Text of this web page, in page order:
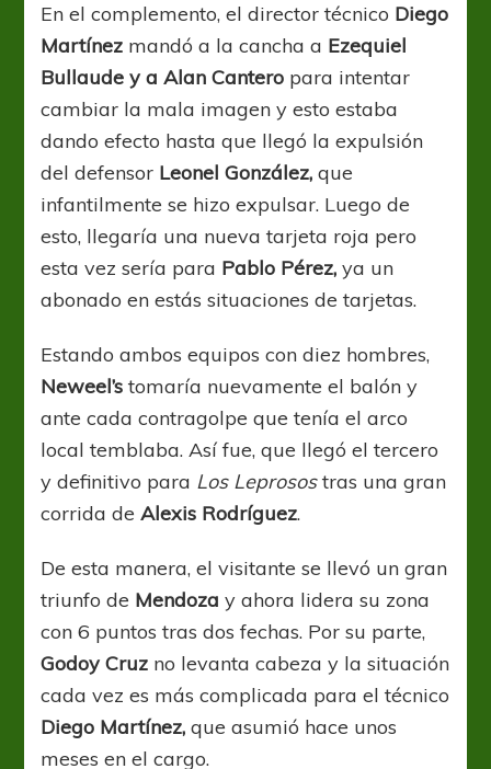
En el complemento, el director técnico Diego
Martínez mandó a la cancha a Ezequiel
Bullaude y a Alan Cantero para intentar
cambiar la mala imagen y esto estaba
dando efecto hasta que llegó la expulsión
del defensor Leonel González,que
infantilmente se hizo expulsar. Luego de
esto, llegaría una nueva tarjeta roja pero
esta vez sería para Pablo Pérez,ya un
abonado en estás situaciones de tarjetas.
Estando ambos equipos con diez hombres,
Neweel’stomaría nuevamente el balón y
ante cada contragolpe que tenía el arco
local temblaba. Así fue, que llegó el tercero
y definitivo para Los Leprosostras una gran
corrida deAlexis Rodríguez.
De esta manera, el visitante se llevó un gran
triunfo de Mendoza y ahora lidera su zona
con 6 puntos tras dos fechas. Por su parte,
Godoy Cruz no levanta cabeza y la situación
cada vez es más complicada para el técnico
Diego Martínez,que asumió hace unos
meses en el cargo.